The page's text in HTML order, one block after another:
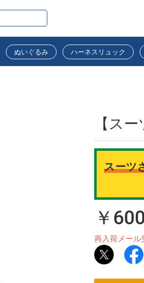
ぬいぐるみ ハーネスリュック
【ス
スーツ
￥600
再入荷メール